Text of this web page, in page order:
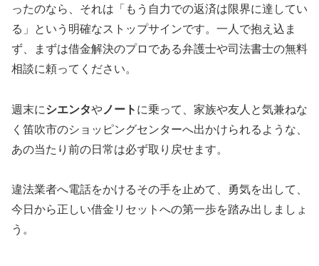
ったのなら、それは「もう自力での返済は限界に達してい
る」という明確なストップサインです。一人で抱え込ま
ず、まずは借金解決のプロである弁護士や司法書士の無料
相談に頼ってください。
週末にシエンタや ノート に乗って、家族や友人と気兼ねな
く笛吹市のショッピングセンターへ出かけられるような、
あの当たり前の日常は必ず取り戻せます。
違法業者へ電話をかけるその手を止めて、勇気を出して、
今日から正しい借金リセットへの第一歩を踏み出しましょ
う。